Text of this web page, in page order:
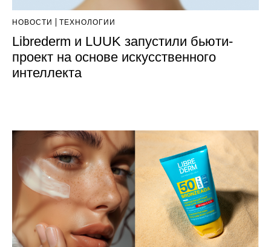
НОВОСТИ ТЕХНОЛОГИИ
Librederm и LUUK запустили бьюти-
проект на основе искусственного
интеллекта